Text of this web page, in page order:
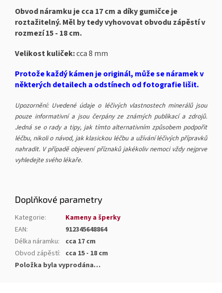
Obvod náramku je cca 17 cm a díky gumičce je
roztažitelný. Měl by tedy vyhovovat obvodu zápěstí v
rozmezí 15 - 18 cm.
Velikost kuliček:cca 8 mm
Protože každý kámen je originál, může se náramek v
některých detailech a odstínech od fotografie lišit.
Upozornění: Uvedené údaje o léčivých vlastnostech minerálů jsou
pouze informativní a jsou čerpány ze známých publikací a zdrojů.
Jedná se o rady a tipy, jak tímto alternativním způsobem podpořit
léčbu, nikoli o návod, jak klasickou léčbu a užívání léčivých přípravků
nahradit. V případě objevení příznaků jakékoliv nemoci vždy nejprve
vyhledejte svého lékaře.
Doplňkové parametry
Kategorie:
Kameny a šperky
EAN:
912345648864
Délka náramku:
cca 17 cm
Obvod zápěstí: cca 15 - 18 cm
Položka byla vyprodána…